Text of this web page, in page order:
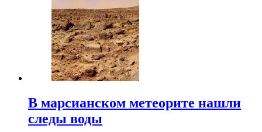
В марсианском метеорите нашли
следы воды